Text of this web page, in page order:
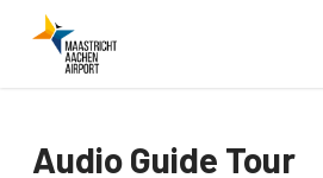
Audio Guide Tour